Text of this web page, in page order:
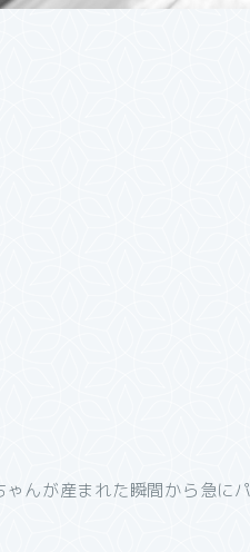
んが産まれた瞬間から急にパ